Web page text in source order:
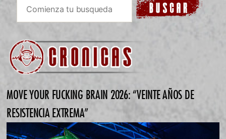
MOVE YOUR FUCKING BRAIN 2026: “VEINTE AÑOS DE
RESISTENCIA EXTREMA”